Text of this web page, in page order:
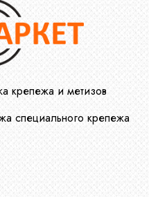
крепежа и метизов
специального крепежа